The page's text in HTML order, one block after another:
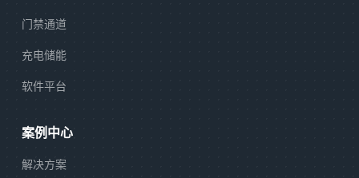
门禁通道
充电储能
软件平台
案例中心
解决方案